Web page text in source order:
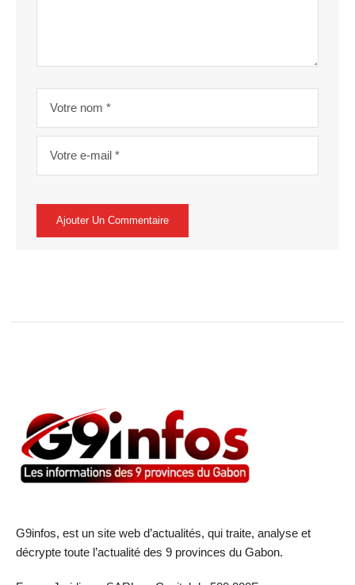
G9infos, est un site web d’actualités, qui traite, analyse et
décrypte toute l’actualité des 9 provinces du Gabon.